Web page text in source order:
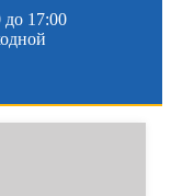
до 17:00